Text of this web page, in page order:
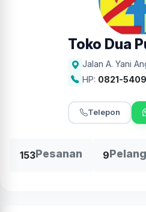
Toko Dua
Jalan A. Yani
HP: 0821-
Telepon
153Pesanan 9